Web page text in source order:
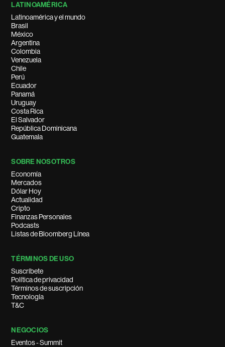
LATINOAMÉRICA
Latinoamérica y el mundo
Brasil
México
Argentina
Colombia
Venezuela
Chile
Perú
Ecuador
Panamá
Uruguay
Costa Rica
El Salvador
República Dominicana
Guatemala
SOBRE NOSOTROS
Economía
Mercados
Dólar Hoy
Actualidad
Cripto
Finanzas Personales
Podcasts
Listas de Bloomberg Línea
TÉRMINOS DE USO
Suscríbete
Política de privacidad
Términos de suscripción
Tecnología
T&C
NEGOCIOS
Eventos - Summit